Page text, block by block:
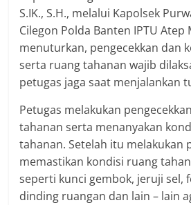
S.IK., S.H., melalui Kapolsek
Cilegon Polda Banten IPTU Atep
menuturkan, pengecekkan dan
serta ruang tahanan wajib
petugas jaga saat menjalankan
Petugas melakukan
tahanan serta menanyakan
tahanan. Setelah itu melakukan
memastikan kondisi ruang
seperti kunci gembok, jeruji sel,
dinding ruangan dan lain – lain